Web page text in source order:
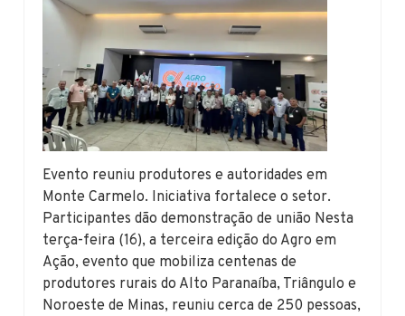
Evento reuniu produtores e autoridades em
Monte Carmelo. Iniciativa fortalece o setor.
Participantes dão demonstração de união Nesta
terça-feira (16), a terceira edição do Agro em
Ação, evento que mobiliza centenas de
produtores rurais do Alto Paranaíba, Triângulo e
Noroeste de Minas, reuniu cerca de 250 pessoas,